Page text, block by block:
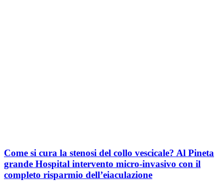
Come si cura la stenosi del collo vescicale? Al Pineta
grande Hospital intervento micro-invasivo con il
completo risparmio dell’eiaculazione